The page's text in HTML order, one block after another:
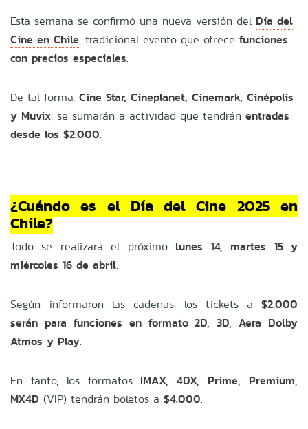
Esta semana se confirmó una nueva versión del Día del
Cine en Chile, tradicional evento que ofrece funciones
con precios especiales.
De tal forma, Cine Star, Cineplanet, Cinemark, Cinépolis
y Muvix, se sumarán a actividad que tendrán entradas
desde los $2.000.
¿Cuándo es el Día del Cine 2025 en
Chile?
Todo se realizará el próximo lunes 14, martes 15 y
miércoles 16 de abril.
Según informaron las cadenas, los tickets a $2.000
serán para funciones en formato 2D, 3D, Aera Dolby
Atmos y Play.
En tanto, los formatos IMAX, 4DX, Prime, Premium,
MX4D (VIP) tendrán boletos a $4.000.